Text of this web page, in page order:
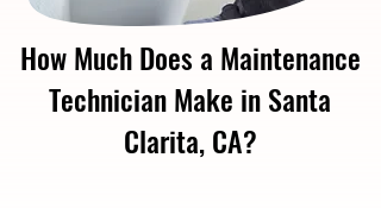
How Much Does a Maintenance
Technician Make in Santa
Clarita, CA?